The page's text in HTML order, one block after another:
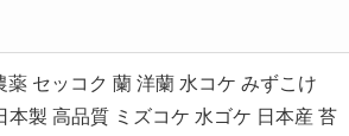
セッコク 蘭 洋蘭 水コケ みずこけ
本製 高品質 ミズコケ 水ゴケ 日本産 苔